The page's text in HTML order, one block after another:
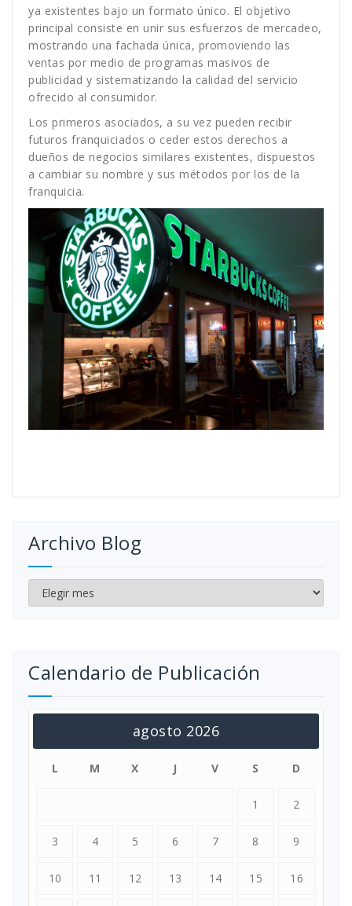
ya existentes bajo un formato único. El objetivo
principal consiste en unir sus esfuerzos de mercadeo,
mostrando una fachada única, promoviendo las
ventas por medio de programas masivos de
publicidad y sistematizando la calidad del servicio
ofrecido al consumidor.
Los primeros asociados, a su vez pueden recibir
futuros franquiciados o ceder estos derechos a
dueños de negocios similares existentes, dispuestos
a cambiar su nombre y sus métodos por los de la
franquicia.
Archivo Blog
Archivo
Blog
Calendario de Publicación
agosto 2026
L M X J V S D
1 2
3 4 5 6 7 8 9
10 11 12 13 14 15 16